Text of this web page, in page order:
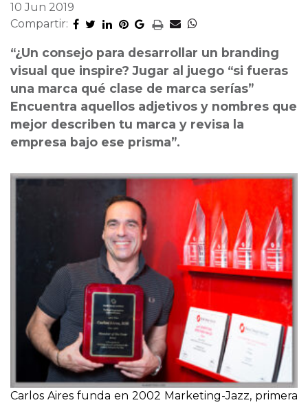
10 Jun 2019
Compartir:
“¿Un consejo para desarrollar un branding
visual que inspire? Jugar al juego “si fueras
una marca qué clase de marca serías”
Encuentra aquellos adjetivos y nombres que
mejor describen tu marca y revisa la
empresa bajo ese prisma”.
Carlos Aires funda en 2002 Marketing-Jazz, primera